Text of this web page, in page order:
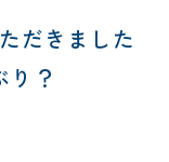
だきました
り？